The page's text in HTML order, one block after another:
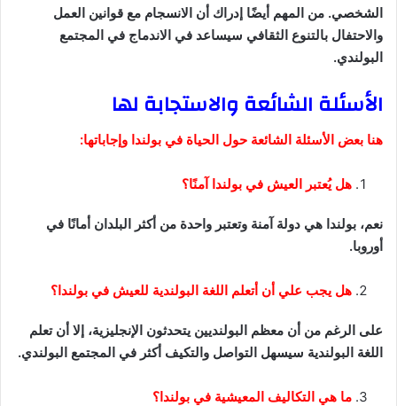
الشخصي. من المهم أيضًا إدراك أن الانسجام مع قوانين العمل
والاحتفال بالتنوع الثقافي سيساعد في الاندماج في المجتمع
البولندي.
الأسئلة الشائعة والاستجابة لها
هنا بعض الأسئلة الشائعة حول الحياة في بولندا وإجاباتها:
هل يُعتبر العيش في بولندا آمنًا؟
نعم، بولندا هي دولة آمنة وتعتبر واحدة من أكثر البلدان أمانًا في
أوروبا.
هل يجب علي أن أتعلم اللغة البولندية للعيش في بولندا؟
على الرغم من أن معظم البولنديين يتحدثون الإنجليزية، إلا أن تعلم
اللغة البولندية سيسهل التواصل والتكيف أكثر في المجتمع البولندي.
ما هي التكاليف المعيشية في بولندا؟